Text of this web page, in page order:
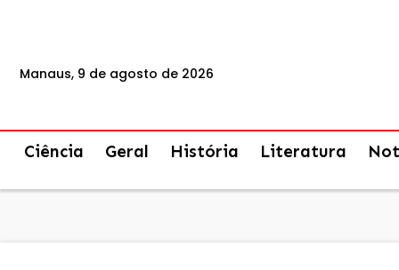
Manaus, 9 de agosto de 2026
Ciência Geral História Literatura